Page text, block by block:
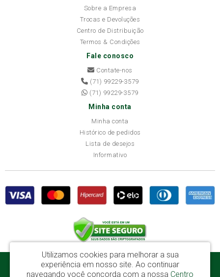
Sobre a Empresa
Trocas e Devoluções
Centro de Distribuição
Termos & Condições
Fale conosco
Contate-nos
(71) 99229-3579
(71) 99229-3579
Minha conta
Minha conta
Histórico de pedidos
Lista de desejos
Informativo
Disba Móveis Salvador Ltda - CNPJ: 52.081.184/0001-65
Utilizamos cookies para melhorar a sua
experiência em nosso site. Ao continuar
navegando você concorda com a nossa Centro